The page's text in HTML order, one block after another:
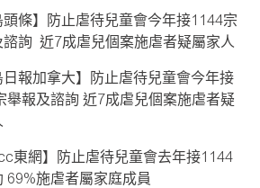
頭條】防止虐待兒童會今年接1144宗
諮詢 近7成虐兒個案施虐者疑屬家人
日報加拿大】防止虐待兒童會今年接
舉報及諮詢 近7成虐兒個案施虐者疑
東網】防止虐待兒童會去年接1144
69%施虐者屬家庭成員